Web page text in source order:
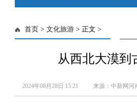
首页 > 文化旅游 > 正文 >
从西北大漠到
2024年08月28日 15:21 来源：中新网河